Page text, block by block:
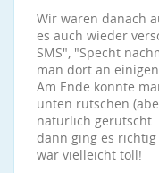
Wir waren danach
es auch wieder
SMS", "Specht
man dort an
Am Ende konnte
unten rutschen
natürlich
dann ging es
war vielleicht toll!